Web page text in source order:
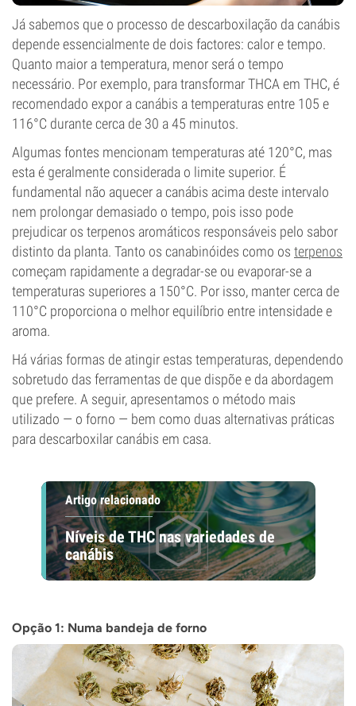
Já sabemos que o processo de descarboxilação da canábis
depende essencialmente de dois factores: calor e tempo.
Quanto maior a temperatura, menor será o tempo
necessário. Por exemplo, para transformar THCA em THC, é
recomendado expor a canábis a temperaturas entre 105 e
116°C durante cerca de 30 a 45 minutos.
Algumas fontes mencionam temperaturas até 120°C, mas
esta é geralmente considerada o limite superior. É
fundamental não aquecer a canábis acima deste intervalo
nem prolongar demasiado o tempo, pois isso pode
prejudicar os terpenos aromáticos responsáveis pelo sabor
distinto da planta. Tanto os canabinóides como os terpenos
começam rapidamente a degradar-se ou evaporar-se a
temperaturas superiores a 150°C. Por isso, manter cerca de
110°C proporciona o melhor equilíbrio entre intensidade e
aroma.
Há várias formas de atingir estas temperaturas, dependendo
sobretudo das ferramentas de que dispõe e da abordagem
que prefere. A seguir, apresentamos o método mais
utilizado — o forno — bem como duas alternativas práticas
para descarboxilar canábis em casa.
Artigo relacionado
Níveis de THC nas variedades de
canábis
Opção 1: Numa bandeja de forno